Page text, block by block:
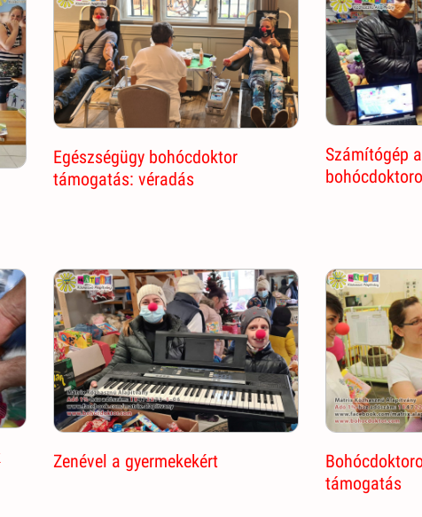
Egészségügy bohócdoktor
támogatás: véradás
Számítógép
Zenével a gyermekekért
támogatás